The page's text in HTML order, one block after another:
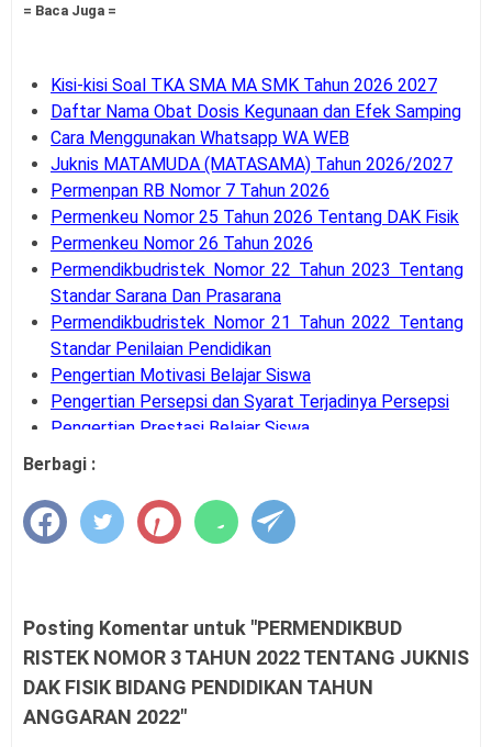
= Baca Juga =
Kisi-kisi Soal TKA SMA MA SMK Tahun 2026 2027
Daftar Nama Obat Dosis Kegunaan dan Efek Samping
Cara Menggunakan Whatsapp WA WEB
Juknis MATAMUDA (MATASAMA) Tahun 2026/2027
Permenpan RB Nomor 7 Tahun 2026
Permenkeu Nomor 25 Tahun 2026 Tentang DAK Fisik
Permenkeu Nomor 26 Tahun 2026
Permendikbudristek Nomor 22 Tahun 2023 Tentang
Standar Sarana Dan Prasarana
Permendikbudristek Nomor 21 Tahun 2022 Tentang
Standar Penilaian Pendidikan
Pengertian Motivasi Belajar Siswa
Pengertian Persepsi dan Syarat Terjadinya Persepsi
Pengertian Prestasi Belajar Siswa
Pengertian dan Teknik Supervisi Akademik
Bank Soal UM-PTKIN Tahun Akademik 2026/2027
Pengertian dan Komponen Layanan BK
Panduan Cara Aktivasi MFA Pada SSO BKN
Contoh Soal Penilaian Situasi Kerja Sederhana PPPK
Guru
Permendagri Nomor 86 Tahun 2022
Contoh Soal Uji Kompetensi Pengawas Sekolah
Berbagi :
Posting Komentar untuk "PERMENDIKBUD
RISTEK NOMOR 3 TAHUN 2022 TENTANG JUKNIS
DAK FISIK BIDANG PENDIDIKAN TAHUN
ANGGARAN 2022"